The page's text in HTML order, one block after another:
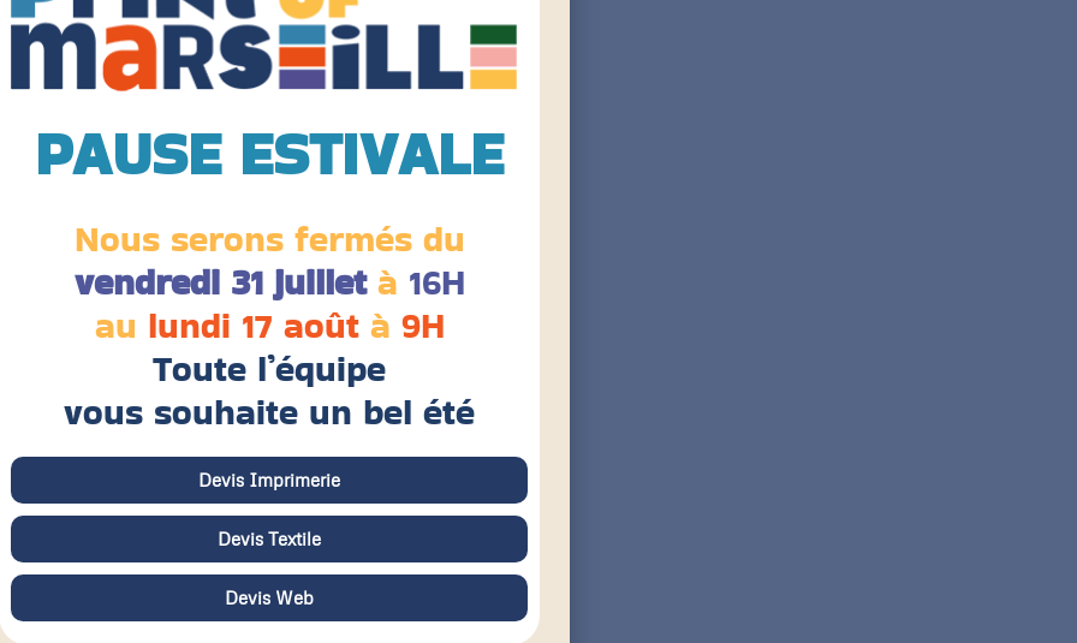
PAUSE ESTIVALE
Nous serons fermés du
vendredi 31 juilletà 16H
au lundi 17 aoûtà 9H
Toute l’équipe
vous souhaite un bel été
Devis Imprimerie
Devis Textile
Devis Web